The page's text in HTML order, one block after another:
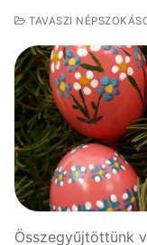
TAVASZI
Összegyűjtöttünk